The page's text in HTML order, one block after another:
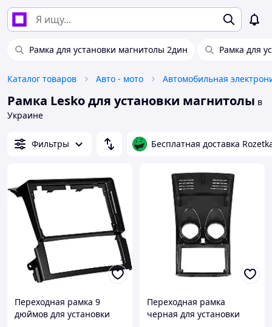
Рамка для установки магнитолы 2дин Рамка для
Каталог товаров Авто - мото Автомобильная
Рамка Lesko для установки магнитолы в
Украине
Фильтры Бесплатная доставка
Переходная рамка 9
дюймов для установки
Переходная рамка
черная для установки